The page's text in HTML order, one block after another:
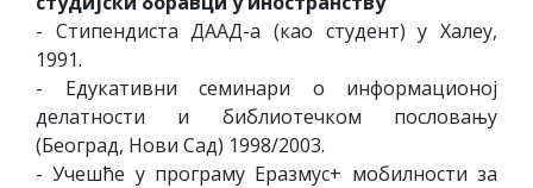
- Стипендиста ДААД-а (као студент) у Халеу,
1991.
- Едукативни семинари о информационој
делатности и библиотечком пословању
(Београд, Нови Сад) 1998/2003.
- Учешће у програму Еразмус+ мобилности за